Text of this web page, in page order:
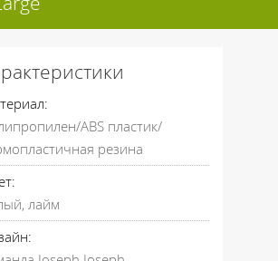
ABS пластик/
резина
лайм